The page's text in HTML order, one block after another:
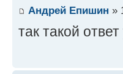
Андрей Епишин »
так такой